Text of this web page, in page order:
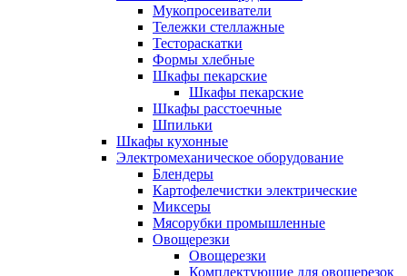
Мукопросеиватели
Тележки стеллажные
Тестораскатки
Формы хлебные
Шкафы пекарские
Шкафы пекарские
Шкафы расстоечные
Шпильки
Шкафы кухонные
Электромеханическое оборудование
Блендеры
Картофелечистки электрические
Миксеры
Мясорубки промышленные
Овощерезки
Овощерезки
Комплектующие для овощерезок